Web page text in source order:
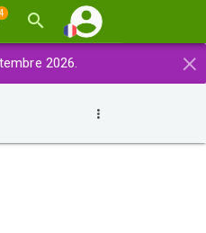
4
×
2026.